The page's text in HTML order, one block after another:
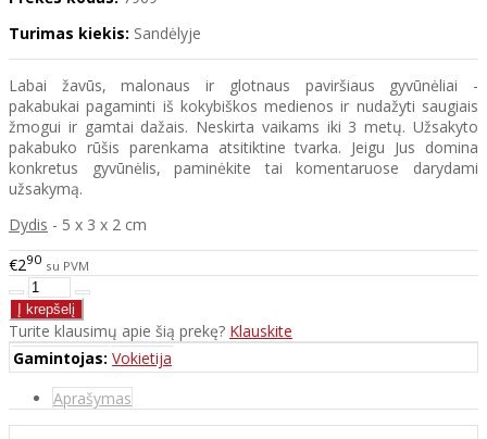
Turimas kiekis: Sandėlyje
Labai žavūs, malonaus ir glotnaus paviršiaus gyvūnėliai -
pakabukai pagaminti iš kokybiškos medienos ir nudažyti saugiais
žmogui ir gamtai dažais. Neskirta vaikams iki 3 metų. Užsakyto
pakabuko rūšis parenkama atsitiktine tvarka. Jeigu Jus domina
konkretus gyvūnėlis, paminėkite tai komentaruose darydami
užsakymą.
Dydis - 5 x 3 x 2 cm
€290 su PVM
Turite klausimų apie šią prekę? Klauskite
Gamintojas: Vokietija
Aprašymas